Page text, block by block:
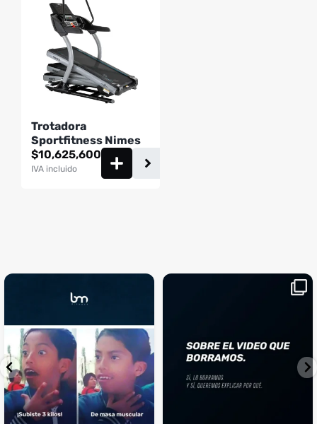
Trotadora
Sportfitness Nimes
$10,625,600
IVA incluido
...
4 2